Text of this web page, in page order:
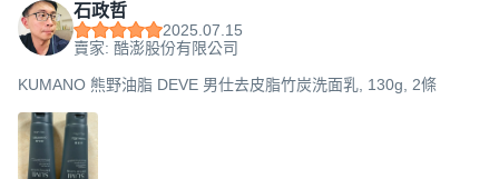
石政哲
2025.07.15
賣家: 酷澎股份有限公司
KUMANO 熊野油脂 DEVE 男仕去皮脂竹炭洗面乳, 130g, 2條